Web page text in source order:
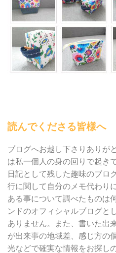
読んでくださる皆様へ
ブログへお越し下さりありが
は私一個人の身の回りで起き
日記として残した趣味のブロ
行に関して自分のメモ代わり
ある事について調べたものは
ンドのオフィシャルブログと
ありません。また、書いた出
が出来事の地域差、感じ方の
光などで確実な情報をお探し